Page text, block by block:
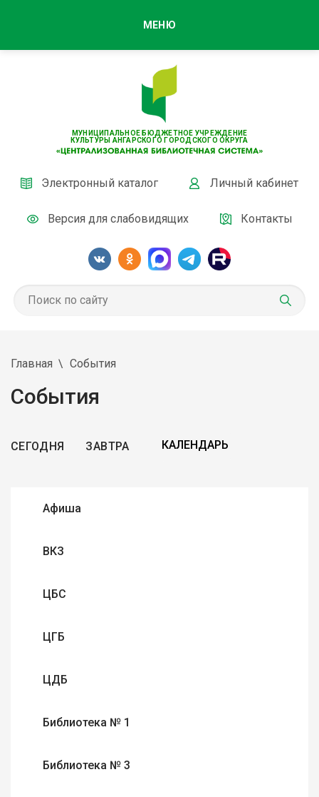
МУНИЦИПАЛЬНОЕ БЮДЖЕТНОЕ УЧРЕЖДЕНИЕ
КУЛЬТУРЫ АНГАРСКОГО ГОРОДСКОГО ОКРУГА
Электронный каталог Личный кабинет
Версия для слабовидящих Контакты
МЕНЮ
Главная События
События
СЕГОДНЯ ЗАВТРА
Афиша
ВКЗ
ЦБС
ЦГБ
ЦДБ
Библиотека № 1
Библиотека № 3